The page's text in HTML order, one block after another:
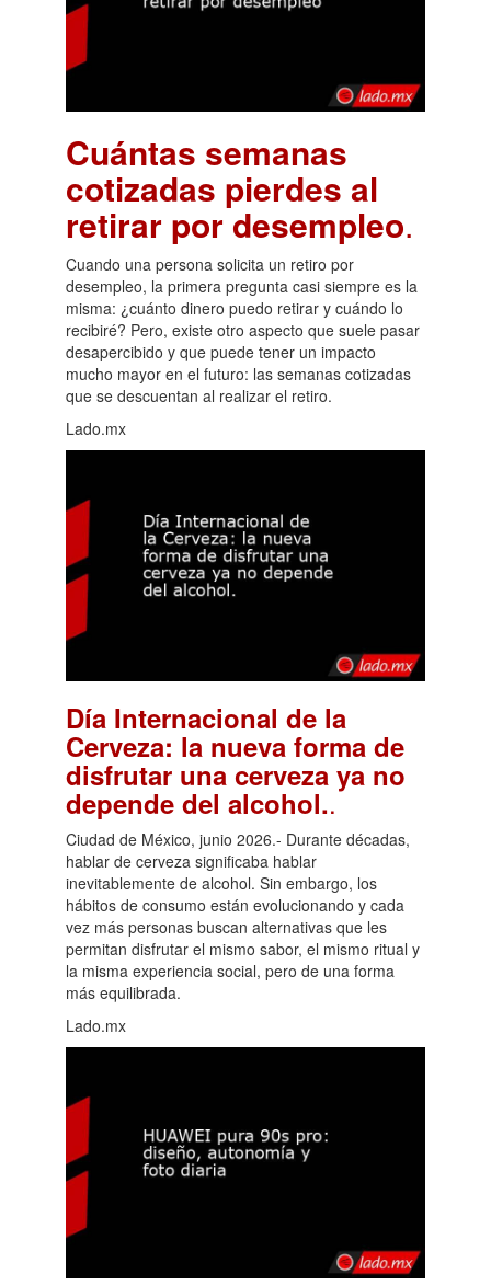
Cuántas semanas
cotizadas pierdes al
retirar por desempleo.
Cuando una persona solicita un retiro por
desempleo, la primera pregunta casi siempre es la
misma: ¿cuánto dinero puedo retirar y cuándo lo
recibiré? Pero, existe otro aspecto que suele pasar
desapercibido y que puede tener un impacto
mucho mayor en el futuro: las semanas cotizadas
que se descuentan al realizar el retiro.
Lado.mx
Día Internacional de la
Cerveza: la nueva forma de
disfrutar una cerveza ya no
depende del alcohol..
Ciudad de México, junio 2026.- Durante décadas,
hablar de cerveza significaba hablar
inevitablemente de alcohol. Sin embargo, los
hábitos de consumo están evolucionando y cada
vez más personas buscan alternativas que les
permitan disfrutar el mismo sabor, el mismo ritual y
la misma experiencia social, pero de una forma
más equilibrada.
Lado.mx